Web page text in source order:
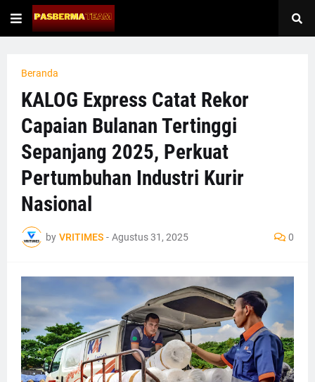
Beranda
KALOG Express Catat Rekor
Capaian Bulanan Tertinggi
Sepanjang 2025, Perkuat
Pertumbuhan Industri Kurir
Nasional
by VRITIMES - Agustus 31, 2025 0